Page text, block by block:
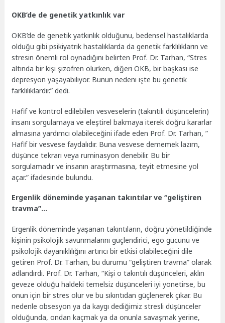
OKB’de de genetik yatkınlık var
OKB’de de genetik yatkınlık olduğunu, bedensel hastalıklarda
olduğu gibi psikiyatrik hastalıklarda da genetik farklılıkların ve
stresin önemli rol oynadığını belirten Prof. Dr. Tarhan, “Stres
altında bir kişi şizofren olurken, diğeri OKB, bir başkası ise
depresyon yaşayabiliyor. Bunun nedeni işte bu genetik
farklılıklardır.” dedi.
Hafif ve kontrol edilebilen vesveselerin (takıntılı düşüncelerin)
insanı sorgulamaya ve eleştirel bakmaya iterek doğru kararlar
almasına yardımcı olabileceğini ifade eden Prof. Dr. Tarhan, ”
Hafif bir vesvese faydalıdır. Buna vesvese dememek lazım,
düşünce tekrarı veya ruminasyon denebilir. Bu bir
sorgulamadır ve insanın araştırmasına, teyit etmesine yol
açar.” ifadesinde bulundu.
Ergenlik döneminde yaşanan takıntılar ve “geliştiren
travma”…
Ergenlik döneminde yaşanan takıntıların, doğru yönetildiğinde
kişinin psikolojik savunmalarını güçlendirici, ego gücünü ve
psikolojik dayanıklılığını artırıcı bir etkisi olabileceğini dile
getiren Prof. Dr. Tarhan, bu durumu “geliştiren travma” olarak
adlandırdı. Prof. Dr. Tarhan, “Kişi o takıntılı düşünceleri, aklın
geveze olduğu haldeki temelsiz düşünceleri iyi yönetirse, bu
onun için bir stres olur ve bu sıkıntıdan güçlenerek çıkar. Bu
nedenle obsesyon ya da kaygı dediğimiz stresli düşünceler
olduğunda, ondan kaçmak ya da onunla savaşmak yerine,